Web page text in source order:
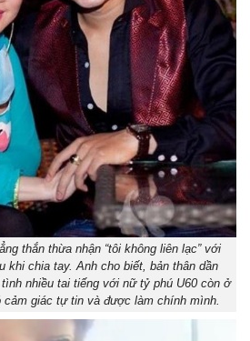
thắn thừa nhận “tôi không liên lạc” với
khi chia tay. Anh cho biết, bản thân dần
nhiều tai tiếng với nữ tỷ phú U60 còn ở
giác tự tin và được làm chính mình.